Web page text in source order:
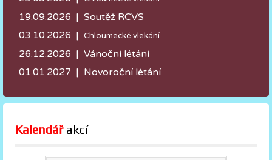
19.09.2026 | Soutěž RCVS
03.10.2026 | Chloumecké vlekání
26.12.2026 | Vánoční létání
01.01.2027 | Novoroční létání
Kalendář akcí